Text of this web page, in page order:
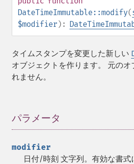
DateTimeImmutable::modify(
$modifier):
タイムスタンプを変更した新しい
オブジェクトを作ります。 元のオ
れません。
パラメータ
modifier
日付/時刻 文字列。有効な書式